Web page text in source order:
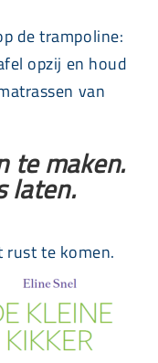
de trampoline:
opzij en houd
van
te maken.
laten.
rust te komen.